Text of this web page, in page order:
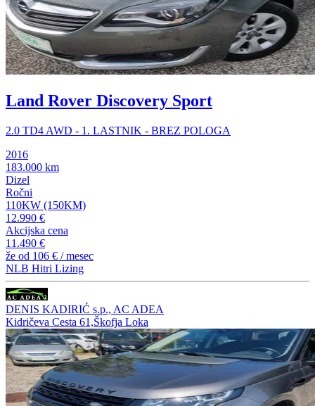
Land Rover Discovery Sport
2.0 TD4 AWD - 1. LASTNIK - BREZ POLOGA
2016
183.000 km
Dizel
Ročni
110KW (150KM)
12.990 €
Akcijska cena
11.490 €
že od 106 € / mesec
NLB Hitri Lizing
DENIS KADIRIĆ s.p., AC ADEA
Kidričeva Cesta 61,Škofja Loka